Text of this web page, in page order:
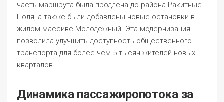
часть маршрута была продлена до района Ракитные
Поля, а также были добавлены новые остановки в
жилом массиве Молодежный. Эта модернизация
позволила улучшить доступность общественного
транспорта для более чем 5 тысяч жителей новых
кварталов.
Динамика пассажиропотока за